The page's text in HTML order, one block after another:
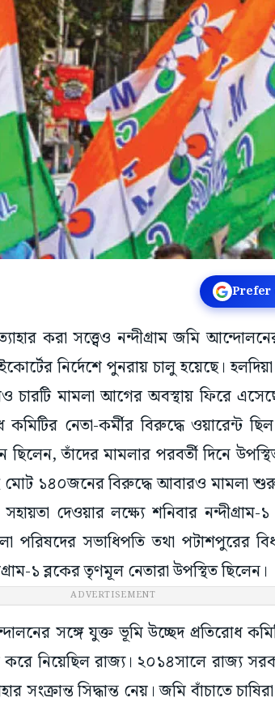
Prefer
করা সত্ত্বেও নন্দীগ্রাম জমি
নির্দেশে পুনরায় চালু হয়েছে।
মামলা আগের অবস্থায় ফিরে
নেতা-কর্মীর বিরুদ্ধে ওয়ারেন্ট
ছিলেন, তাঁদের মামলার পরবর্তী দিনে
মোট ১৪০জনের বিরুদ্ধে আবারও মামলা
দেওয়ার লক্ষ্যে শনিবার
পরিষদের সভাধিপতি তথা পটাশপুরের
১ ব্লকের তৃণমূল নেতারা উপস্থিত ছিলেন।
ADVERTISEMENT
সঙ্গে যুক্ত ভূমি উচ্ছেদ প্রতিরোধ
করে নিয়েছিল রাজ্য। ২০১৪সালে
সংক্রান্ত সিদ্ধান্ত নেয়। জমি বাঁচাতে